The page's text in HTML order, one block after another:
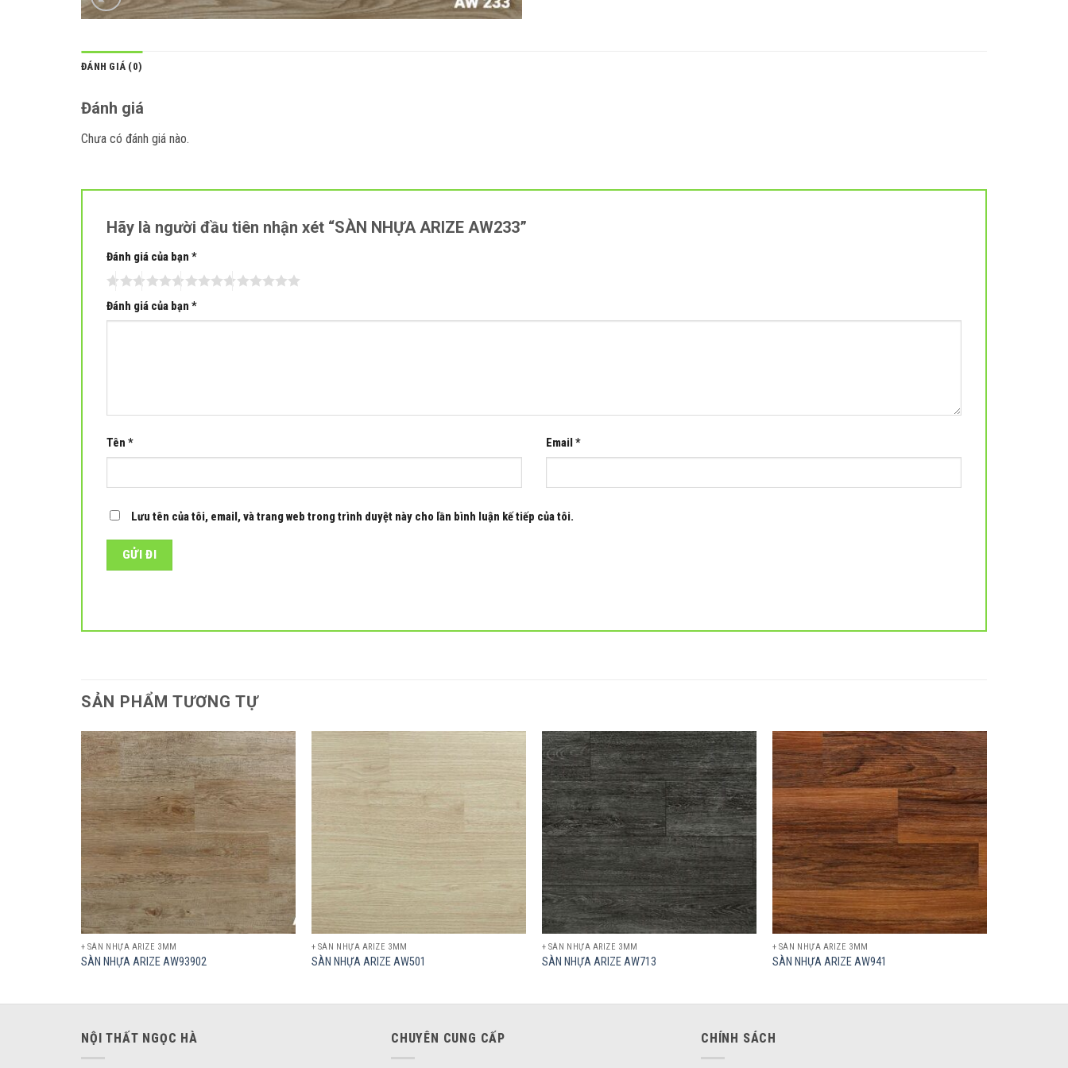
ĐÁNH GIÁ (0)
Đánh giá
Chưa có đánh giá nào.
Hãy là người đầu tiên nhận xét “SÀN NHỰA ARIZE AW233”
Đánh giá của bạn *
Đánh giá của bạn *
Tên * Email *
Lưu tên của tôi, email, và trang web trong trình duyệt này cho lần bình luận kế tiếp của tôi.
SẢN PHẨM TƯƠNG TỰ
Add to
wishlist
+ SÀN NHỰA ARIZE 3MM
SÀN NHỰA ARIZE AW93902
Add to
wishlist
+ SÀN NHỰA ARIZE 3MM
SÀN NHỰA ARIZE AW501
Add to
wishlist
+ SÀN NHỰA ARIZE 3MM
SÀN NHỰA ARIZE AW713
Add to
wishlist
+ SÀN NHỰA ARIZE 3MM
SÀN NHỰA ARIZE AW941
NỘI THẤT NGỌC HÀ CHUYÊN CUNG CẤP CHÍNH SÁCH